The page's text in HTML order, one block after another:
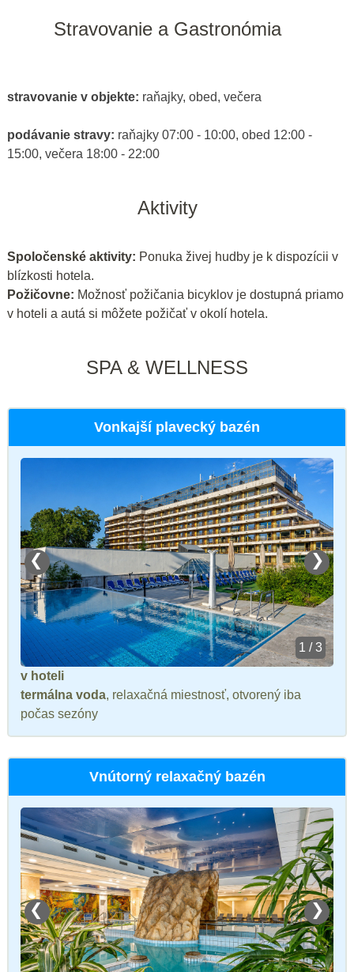
Stravovanie a Gastronómia
stravovanie v objekte: raňajky, obed, večera
podávanie stravy: raňajky 07:00 - 10:00, obed 12:00 -
15:00, večera 18:00 - 22:00
Aktivity
Spoločenské aktivity: Ponuka živej hudby je k dispozícii v
blízkosti hotela.
Požičovne: Možnosť požičania bicyklov je dostupná priamo
v hoteli a autá si môžete požičať v okolí hotela.
SPA & WELLNESS
Vonkajší plavecký bazén
❮ ❯
1 / 3
v hoteli
termálna voda, relaxačná miestnosť, otvorený iba
počas sezóny
Vnútorný relaxačný bazén
❮ ❯